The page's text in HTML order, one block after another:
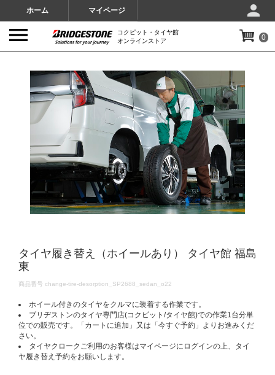
ホーム マイページ
コクピット・タイヤ館
オンラインストア
0
タイヤ履き替え（ホイールあり） タイヤ館 福島
東
DETAILS
商品番号 change-tire-desorption_SP2688_sedan_o22
ホイール付きのタイヤをクルマに装着する作業です。
ブリヂストンのタイヤ専門店(コクピット/タイヤ館)での作業1台分単
位での販売です。「カートに追加」又は「今すぐ予約」よりお進みくだ
さい。
タイヤクロークご利用のお客様はマイページにログインの上、タイ
ヤ履き替え予約をお願いします。